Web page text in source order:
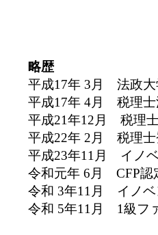
略歴
平成17年 3月 法政大
平成17年 4月 税理士
平成21年12月 税理
平成22年 2月 税理士
平成23年11月 イノ
令和元年 6月 CFP認
令和 3年11月 イノベ
令和 5年11月 1級フ